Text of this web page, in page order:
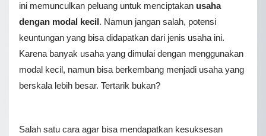
ini memunculkan peluang untuk menciptakan usaha
dengan modal kecil. Namun jangan salah, potensi
keuntungan yang bisa didapatkan dari jenis usaha ini.
Karena banyak usaha yang dimulai dengan menggunakan
modal kecil, namun bisa berkembang menjadi usaha yang
berskala lebih besar. Tertarik bukan?
Salah satu cara agar bisa mendapatkan kesuksesan